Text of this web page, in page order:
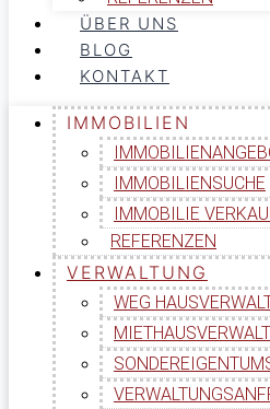
ÜBER UNS
BLOG
KONTAKT
IMMOBILIEN
IMMOBILIENSUCHE
IMMOBILIE
REFERENZEN
VERWALTUNG
WEG